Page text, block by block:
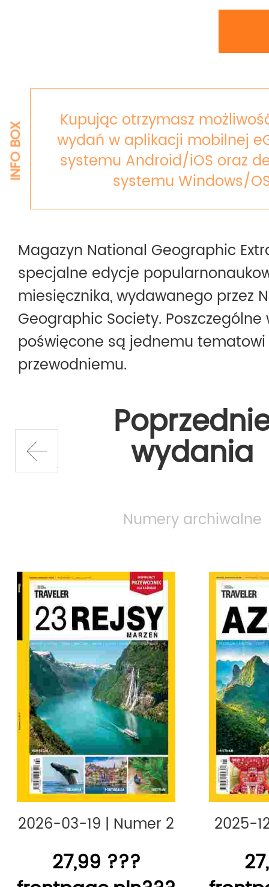
INFO BOX
Kupując otrzymasz
wydań w aplikacji mobilnej
systemu Android/iOS oraz
systemu Windows/
Magazyn National Geographic
specjalne edycje
miesięcznika, wydawanego przez
Geographic Society.
poświęcone są jednemu tematowi
przewodniemu.
wydania
Numery archiwalne
2026-03-19 | Numer 2
27,99 ???
2025-
prev